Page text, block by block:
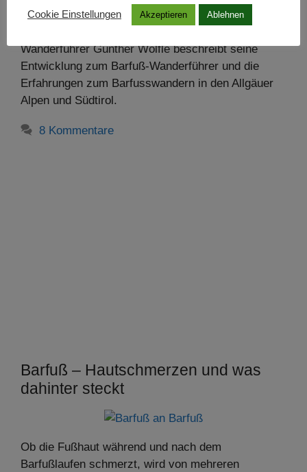
Wanderführer Günther Wölfle beschreibt seine
Entwicklung zum Barfuß-Wanderführer und die
Erfahrungen zum Barfusswandern in den Allgäuer
Alpen und Südtirol.
8 Kommentare
Barfuß – Hautschmerzen und was
dahinter steckt
Ob die Fußhaut während und nach dem
Barfußlaufen schmerzt, wird von mehreren
Cookie Einstellungen Akzeptieren Ablehnen